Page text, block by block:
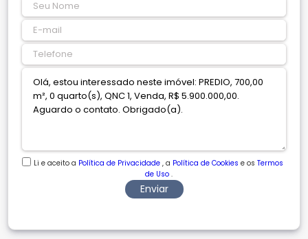
Li e aceito a Política de Privacidade , a Política de Cookies e os Termos
de Uso.
Enviar